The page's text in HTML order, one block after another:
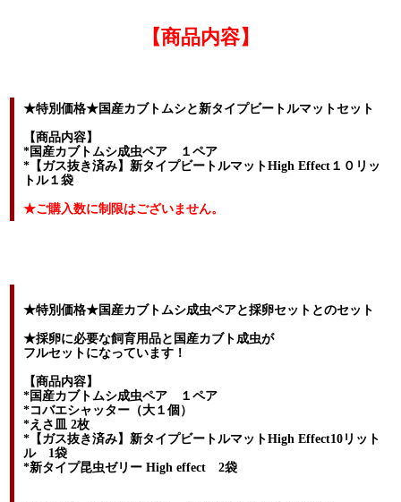
【商品内容】
★特別価格★国産カブトムシと新タイプビートルマットセット
【商品内容】
*国産カブトムシ成虫ペア １ペア
*【ガス抜き済み】新タイプビートルマットHigh Effect１０リッ
トル１袋
★ご購入数に制限はございません。
★特別価格★国産カブトムシ成虫ペアと採卵セットとのセット
★採卵に必要な飼育用品と国産カブト成虫が
フルセットになっています！
【商品内容】
*国産カブトムシ成虫ペア １ペア
*コバエシャッター（大１個）
*えさ皿 2枚
*【ガス抜き済み】新タイプビートルマットHigh Effect10リット
ル 1袋
*新タイプ昆虫ゼリー High effect 2袋